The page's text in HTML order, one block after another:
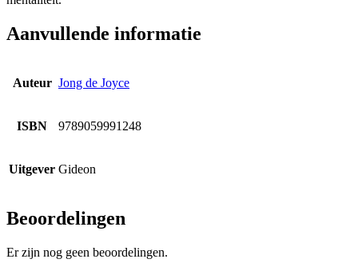
Aanvullende informatie
Auteur Jong de Joyce
ISBN 9789059991248
Uitgever Gideon
Beoordelingen
Er zijn nog geen beoordelingen.